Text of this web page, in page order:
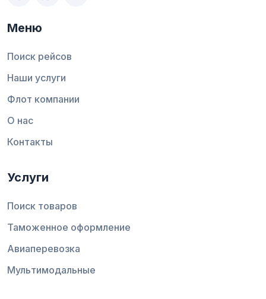
Меню
Поиск рейсов
Наши услуги
Флот компании
О нас
Контакты
Услуги
Поиск товаров
Таможенное оформление
Авиаперевозка
Мультимодальные